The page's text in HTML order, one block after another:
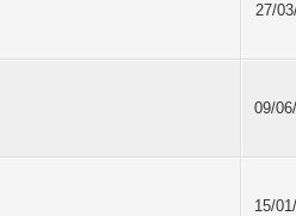
27/
09/
15/